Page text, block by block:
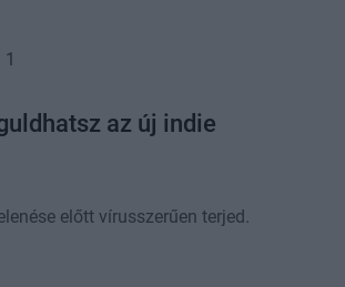
az új indie
előtt vírusszerűen terjed.